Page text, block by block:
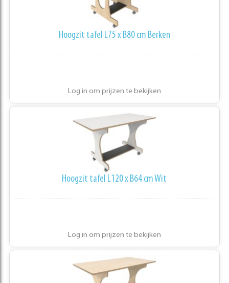
Hoogzit tafel L75 x B80 cm Berken
Log in om prijzen te bekijken
Hoogzit tafel L120 x B64 cm Wit
Log in om prijzen te bekijken